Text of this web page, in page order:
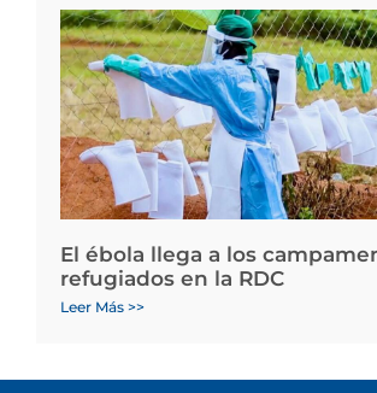
El ébola llega a los
refugiados en la RDC
Leer Más >>